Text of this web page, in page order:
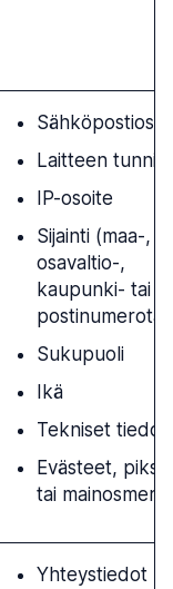
Laitteen
IP-osoite
Sijainti (maa-,
osavaltio-,
kaupunki- tai
Sukupuoli
Ikä
Tekniset tiedot
Evästeet,
tai
Yhteystiedot